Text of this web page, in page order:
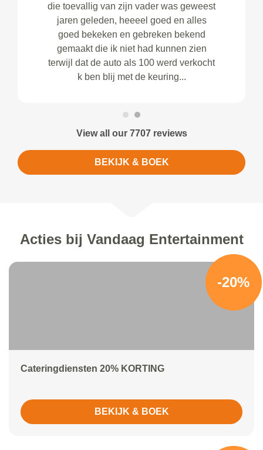
die toevallig van zijn vader was geweest
jaren geleden, heeeel goed en alles
goed bekeken en gebreken bekend
gemaakt die ik niet had kunnen zien
terwijl dat de auto als 100 werd verkocht
k ben blij met de keuring...
View all our 7707 reviews
BEKIJK & BOEK
Acties bij Vandaag Entertainment
-20%
Cateringdiensten 20% KORTING
BEKIJK & BOEK